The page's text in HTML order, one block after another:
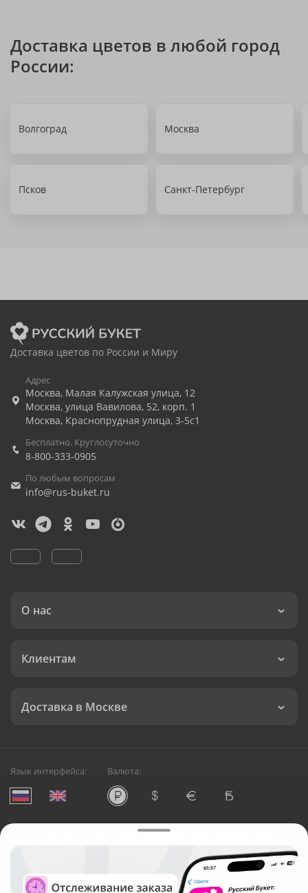
Доставка цветов в любой город
России:
Волгоград Москва
Псков Санкт-Петербург
Доставка цветов по России и Миру
Адрес
Москва, Малая Калужская улица, 12
Москва, улица Вавилова, 52, корп. 1
Москва, Краснопрудная улица, 3-5с1
Бесплатно. Круглосуточно
8-800-333-0905
По любым вопросам
info@rus-buket.ru
О нас
Клиентам
Доставка в Москве
Язык интерфейса: Валюта:
Служба круглосуточной доставки цветов в Москве
Русский Букет, 2026
Общество с ограниченной ответственностью «Технология»
ОГРН: 1195476081745, ИНН: 5410081997